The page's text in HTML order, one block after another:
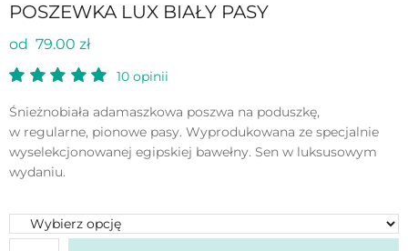
POSZEWKA LUX BIAŁY PASY
od 79.00 zł
10 opinii
Śnieżnobiała adamaszkowa poszwa na poduszkę,
w regularne, pionowe pasy. Wyprodukowana ze specjalnie
wyselekcjonowanej egipskiej bawełny. Sen w luksusowym
wydaniu.